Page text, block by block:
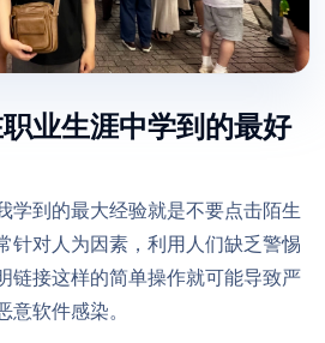
业生涯中学到的最好
学到的最大经验就是不要点击陌生
针对人为因素，利用人们缺乏警惕
链接这样的简单操作就可能导致严
意软件感染。